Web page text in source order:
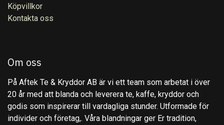
Köpvillkor
Kontakta oss
Om oss
På Aftek Te & Kryddor AB är vi ett team som arbetat i över
20 år med att blanda och leverera te, kaffe, kryddor och
godis som inspirerar till vardagliga stunder. Utformade för
individer och företag,. Våra blandningar ger Er tradition,